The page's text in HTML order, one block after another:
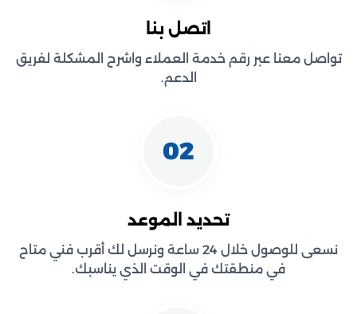
اتصل بنا
تواصل معنا عبر رقم خدمة العملاء واشرح المشكلة لفريق
الدعم.
02
تحديد الموعد
نسعى للوصول خلال 24 ساعة ونرسل لك أقرب فني متاح
في منطقتك في الوقت الذي يناسبك.